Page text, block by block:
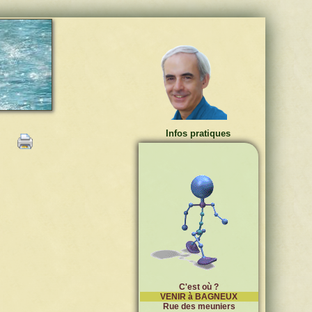
Infos pratiques
C'est où ?
VENIR à BAGNEUX
Rue des meuniers